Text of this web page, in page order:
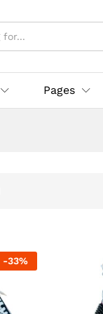
Pages
-33%